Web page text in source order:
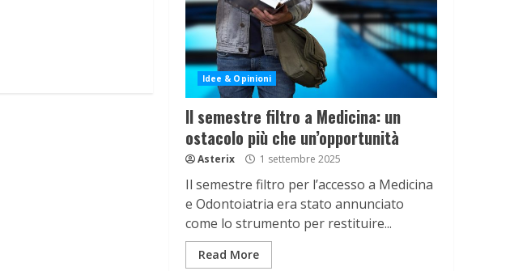
Idee & Opinioni
Il semestre filtro a Medicina: un
ostacolo più che un’opportunità
Asterix 1 settembre 2025
Il semestre filtro per l’accesso a Medicina
e Odontoiatria era stato annunciato
come lo strumento per restituire...
Read More